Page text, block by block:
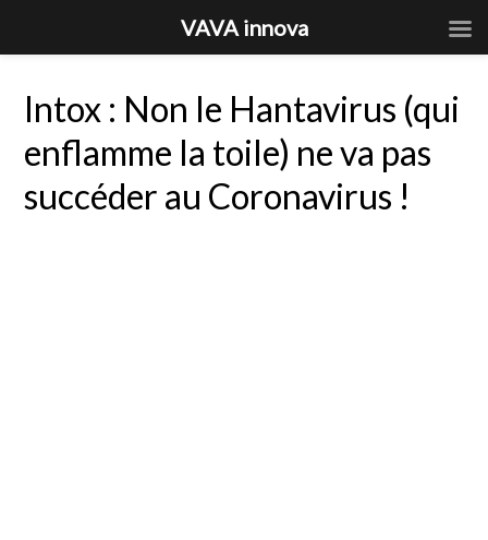
Intox : Non le Hantavirus (qui
enflamme la toile) ne va pas
succéder au Coronavirus !
VAVA innova